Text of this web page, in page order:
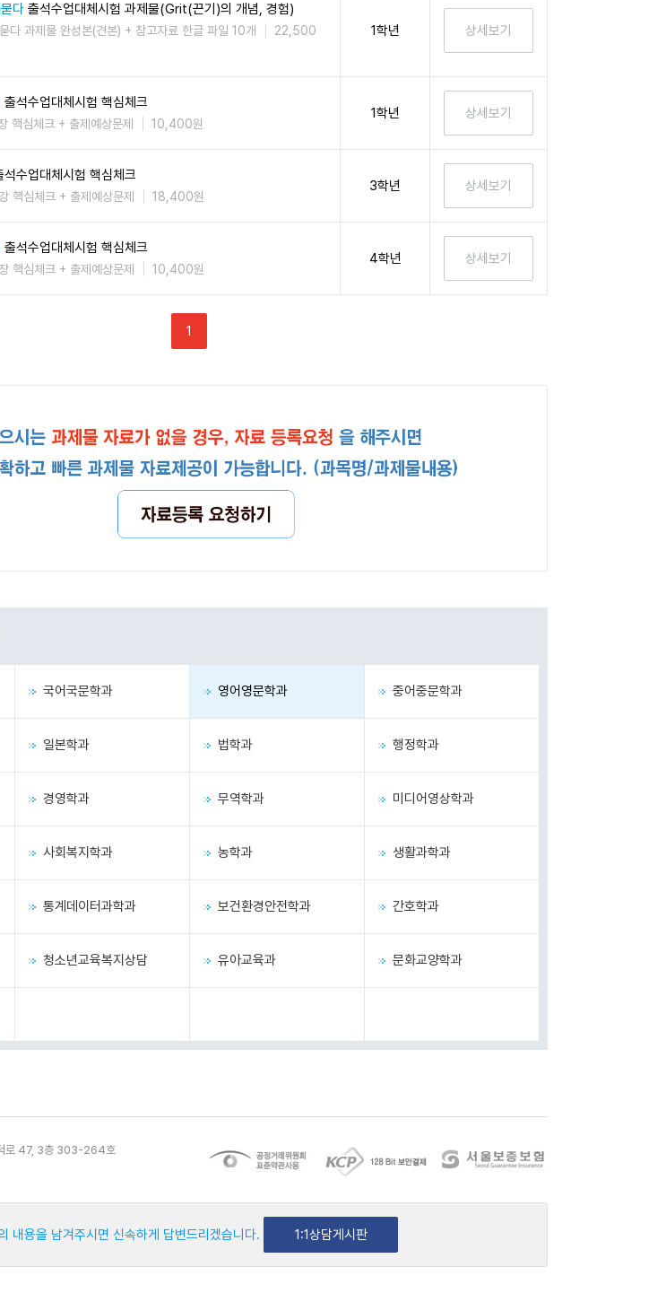
다 출석수업대체시험 과제물(Grit(끈기)의 개념, 경험)
다 과제물 완성본(견본) + 참고자료 한글 파일 10개
22,500
1학년
출석수업대체시험 핵심체크
핵심체크 + 출제예상문제 10,400원
1학년
석수업대체시험 핵심체크
핵심체크 + 출제예상문제 18,400원
3학년
출석수업대체시험 핵심체크
핵심체크 + 출제예상문제 10,400원
4학년
국어국문학과 영어영문학과 중어중문학과
일본학과 법학과 행정학과
경영학과 무역학과 미디어영상학과
사회복지학과 농학과 생활과학과
통계데이터과학과 보건환경안전학과 간호학과
청소년교육복지상담 유아교육과 문화교양학과
로 47, 3층 303-264호
내용을 남겨주시면 신속하게 답변드리겠습니다.